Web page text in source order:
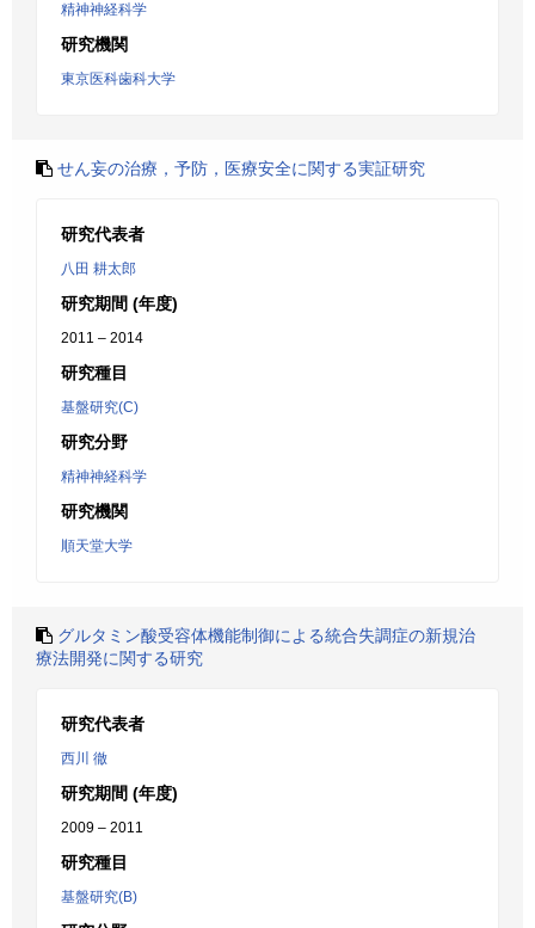
精神神経科学
研究機関
東京医科歯科大学
せん妄の治療，予防，医療安全に関する実証研究
研究代表者
八田 耕太郎
研究期間 (年度)
2011 – 2014
研究種目
基盤研究(C)
研究分野
精神神経科学
研究機関
順天堂大学
グルタミン酸受容体機能制御による統合失調症の新規治
療法開発に関する研究
研究代表者
西川 徹
研究期間 (年度)
2009 – 2011
研究種目
基盤研究(B)